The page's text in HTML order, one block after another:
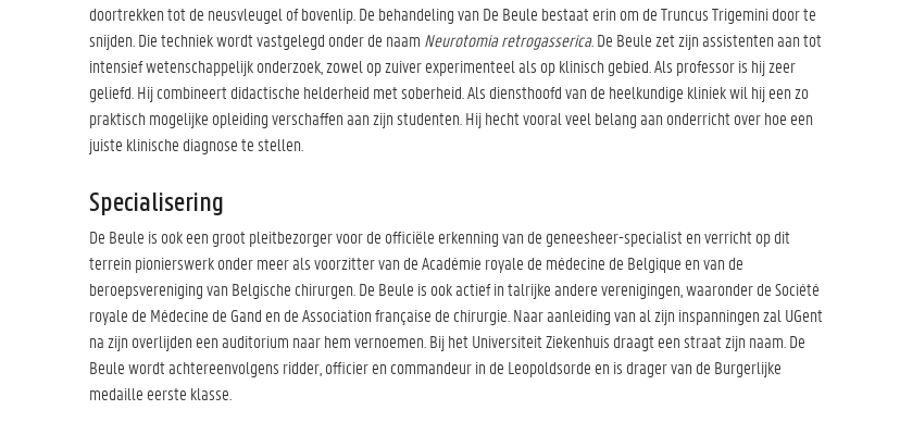
doortrekken tot de neusvleugel of bovenlip. De behandeling van De Beule bestaat erin om de Truncus Trigemini door te
snijden. Die techniek wordt vastgelegd onder de naam Neurotomia retrogasserica. De Beule zet zijn assistenten aan tot
intensief wetenschappelijk onderzoek, zowel op zuiver experimenteel als op klinisch gebied. Als professor is hij zeer
geliefd. Hij combineert didactische helderheid met soberheid. Als diensthoofd van de heelkundige kliniek wil hij een zo
praktisch mogelijke opleiding verschaffen aan zijn studenten. Hij hecht vooral veel belang aan onderricht over hoe een
juiste klinische diagnose te stellen.
Specialisering
De Beule is ook een groot pleitbezorger voor de officiële erkenning van de geneesheer-specialist en verricht op dit
terrein pionierswerk onder meer als voorzitter van de Académie royale de médecine de Belgique en van de
beroepsvereniging van Belgische chirurgen. De Beule is ook actief in talrijke andere verenigingen, waaronder de Société
royale de Médecine de Gand en de Association française de chirurgie. Naar aanleiding van al zijn inspanningen zal UGent
na zijn overlijden een auditorium naar hem vernoemen. Bij het Universiteit Ziekenhuis draagt een straat zijn naam. De
Beule wordt achtereenvolgens ridder, officier en commandeur in de Leopoldsorde en is drager van de Burgerlijke
medaille eerste klasse.